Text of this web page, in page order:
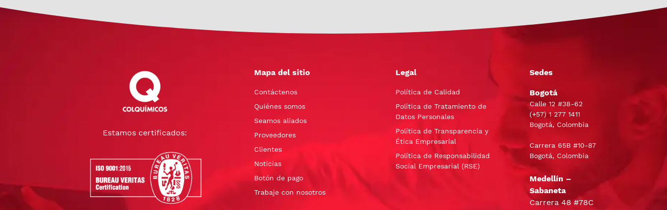
Estamos certificados:
Mapa del sitio
Contáctenos
Quiénes somos
Seamos aliados
Proveedores
Clientes
Noticias
Botón de pago
Trabaje con nosotros
Legal
Política de Calidad
Política de Tratamiento de
Datos Personales
Política de Transparencia y
Ética Empresarial
Política de Responsabilidad
Social Empresarial (RSE)
Sedes
Bogotá
Calle 12 #38-62
(+57)1 277 1411
Bogotá, Colombia
Carrera 65B #10-87
Bogotá, Colombia
Medellín –
Sabaneta
Carrera 48 #78C